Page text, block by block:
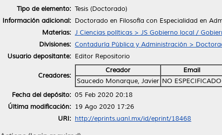
Tipo de elemento: Tesis (Doctorado)
Información adicional: Doctorado en Filosofía con Especialidad en
Materias: J Ciencias políticas > JS Gobierno local /
Divisiones: Contaduría Pública y Administración >
Usuario depositante: Editor Repositorio
Creadores:
Creador
Email
Saucedo Monarque, Javier NO ESPECIFICADO
Fecha del depósito: 05 Feb 2020 20:18
Última modificación: 19 Ago 2020 17:26
URI: http://eprints.uanl.mx/id/eprint/18468